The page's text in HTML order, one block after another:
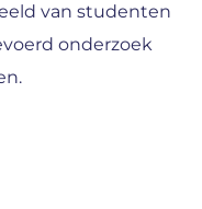
van studenten
onderzoek